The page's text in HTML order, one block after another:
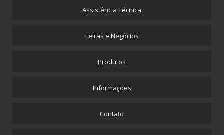
Máquina para Propé Plástico com Elástico
Picotadeira - Saco Picotado em Rolo
Assistência Técnica
Feiras e Negócios
Produtos
Informações
Contato